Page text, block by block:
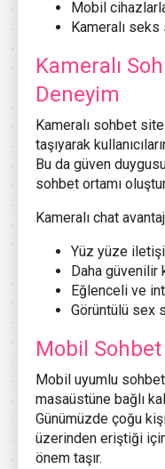
Mobil
Kameralı
Kameralı
Deneyim
Kameralı sohbet
taşıyarak
Bu da güven
sohbet ortamı
Kameralı chat
Yüz yüze
Daha güvenilir
Eğlenceli ve
Görüntülü sex
Mobil
Mobil uyumlu sohbet
masaüstüne bağlı
Günümüzde çoğu
üzerinden eriştiği
önem taşır.